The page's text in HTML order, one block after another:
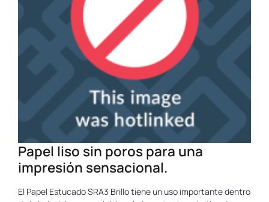
Papel liso sin poros para una
impresión sensacional.
El Papel Estucado SRA3 Brillo tiene un uso importante dentro